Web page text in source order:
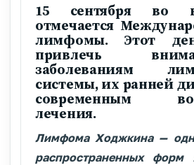
15 сентября во
отмечается
лимфомы. Этот
привлечь
заболеваниям
системы, их ранней
современным
лечения.
Лимфома Ходжкина —
распространенных